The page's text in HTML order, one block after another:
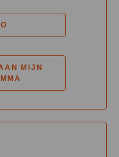
MIJN